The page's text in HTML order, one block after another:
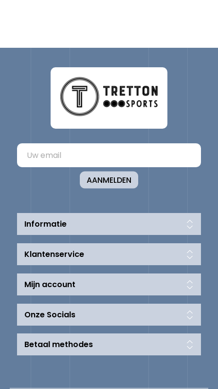
Informatie
Klantenservice
AANMELDEN
Mijn account
Onze Socials
Betaal methodes